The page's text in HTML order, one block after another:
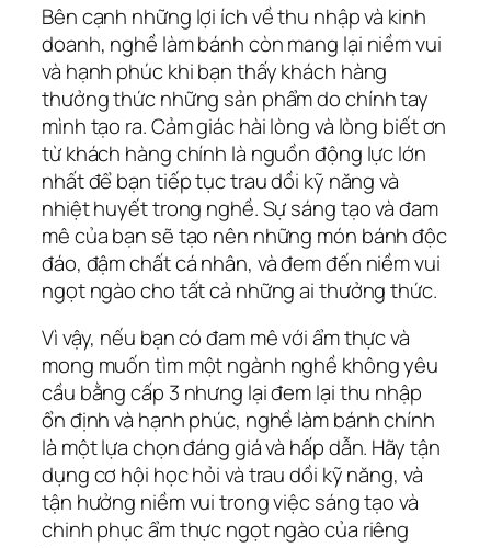
Bên cạnh những lợi ích về thu nhập và kinh
doanh, nghề làm bánh còn mang lại niềm vui
và hạnh phúc khi bạn thấy khách hàng
thưởng thức những sản phẩm do chính tay
mình tạo ra. Cảm giác hài lòng và lòng biết ơn
từ khách hàng chính là nguồn động lực lớn
nhất để bạn tiếp tục trau dồi kỹ năng và
nhiệt huyết trong nghề. Sự sáng tạo và đam
mê của bạn sẽ tạo nên những món bánh độc
đáo, đậm chất cá nhân, và đem đến niềm vui
ngọt ngào cho tất cả những ai thưởng thức.
Vì vậy, nếu bạn có đam mê với ẩm thực và
mong muốn tìm một ngành nghề không yêu
cầu bằng cấp 3 nhưng lại đem lại thu nhập
ổn định và hạnh phúc, nghề làm bánh chính
là một lựa chọn đáng giá và hấp dẫn. Hãy tận
dụng cơ hội học hỏi và trau dồi kỹ năng, và
tận hưởng niềm vui trong việc sáng tạo và
chinh phục ẩm thực ngọt ngào của riêng